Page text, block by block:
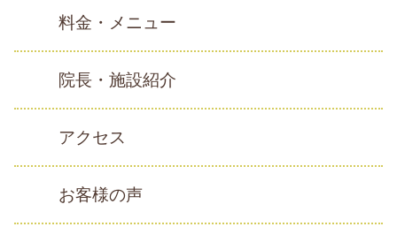
料金・メニュー
院長・施設紹介
アクセス
お客様の声